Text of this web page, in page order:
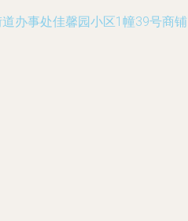
办事处佳馨园小区1幢39号商铺